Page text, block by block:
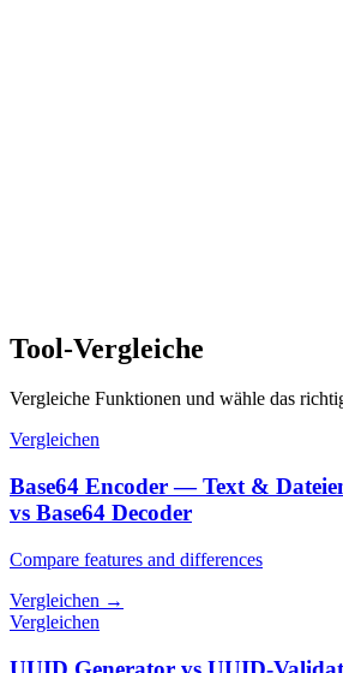
Tool-Vergleiche
Vergleiche Funktionen und wähle das
Vergleichen
Base64 Encoder — Text &
vs Base64 Decoder
Compare features and differences
Vergleichen →
Vergleichen